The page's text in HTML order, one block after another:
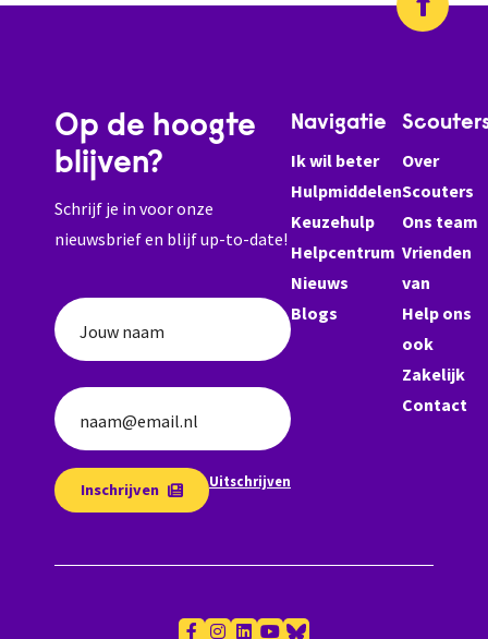
Op de hoogte
blijven?
Schrijf je in voor onze
nieuwsbrief en blijf up-to-date!
Jouw naam
naam@email.nl
Inschrijven Uitschrijven
Navigatie
Ik wil beter
Hulpmiddelen
Keuzehulp
Helpcentrum
Nieuws
Blogs
Over
Scouters
Ons team
Vrienden
van
Help ons
ook
Zakelijk
Contact